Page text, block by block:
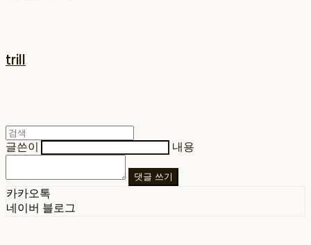
trill
글쓴이 내용
댓글 쓰기
카카오톡
네이버 블로그